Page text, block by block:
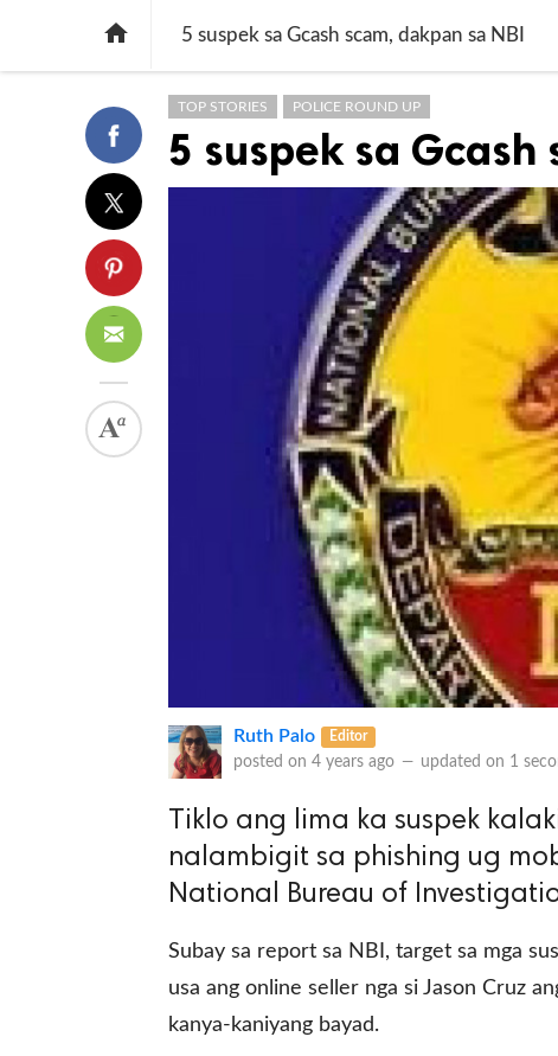
 5 suspek sa Gcash scam, dakpan sa NBI
TOP STORIES POLICE ROUND UP
5 suspek sa Gcash
Ruth Palo Editor
posted on 4 years ago — updated on 1
Tiklo ang lima ka suspek
nalambigit sa phishing ug
National Bureau of
Subay sa report sa NBI, target sa mga
usa ang online seller nga si Jason Cruz
kanya-kaniyang bayad.